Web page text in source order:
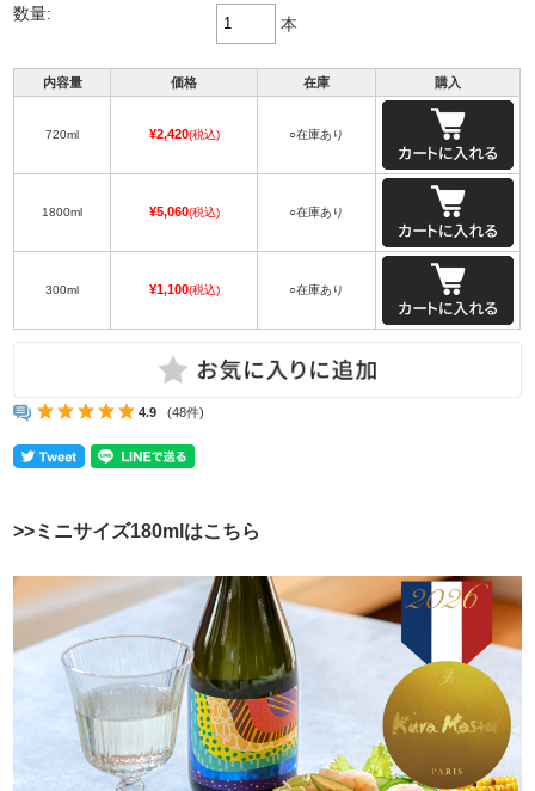
数量:
本
内容量 価格 在庫 購入
720ml ¥2,420(税込) ○在庫あり
1800ml ¥5,060(税込) ○在庫あり
300ml ¥1,100(税込) ○在庫あり
4.9 (48件)
>>ミニサイズ180mlはこちら